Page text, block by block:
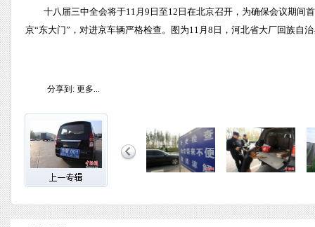
十八届三中全会将于11月9日至12日在北京召开，为确保会议期间
京“东大门”，对进京车辆严格检查。图为11月8日，河北省大厂回族自
分享到: 更多...